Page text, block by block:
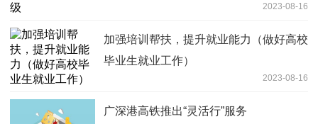
2023-08-16
加强培训帮扶，提升就业能力（做好高校
毕业生就业工作）
2023-08-16
广深港高铁推出“灵活行”服务